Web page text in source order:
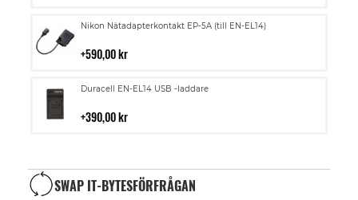
Nikon Nätadapterkontakt EP-5A (till EN-EL14)
590,00 kr
Lägg
i
Duracell EN-EL14 USB -laddare
390,00 kr
Lägg
i
SWAP IT-BYTESFÖRFRÅGAN